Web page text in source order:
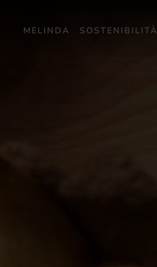
MELINDA SOSTENIBILITÀ